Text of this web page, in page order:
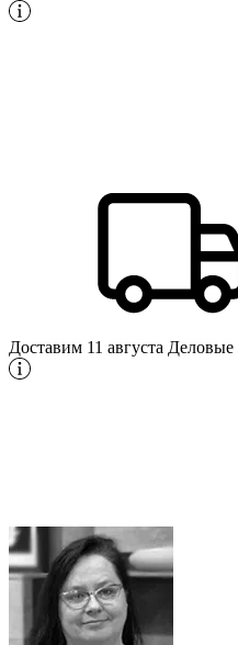
Доставим 11 августа